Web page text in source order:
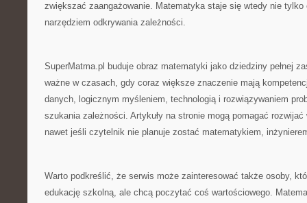
zwiększać zaangażowanie. Matematyka staje się wtedy nie
narzędziem odkrywania zależności.
SuperMatma.pl buduje obraz matematyki jako dziedziny pełnej
ważne w czasach, gdy coraz większe znaczenie mają
danych, logicznym myśleniem, technologią i rozwiązywaniem
szukania zależności. Artykuły na stronie mogą pomagać rozwijać
nawet jeśli czytelnik nie planuje zostać matematykiem,
Warto podkreślić, że serwis może zainteresować także osoby,
edukację szkolną, ale chcą poczytać coś wartościowego.